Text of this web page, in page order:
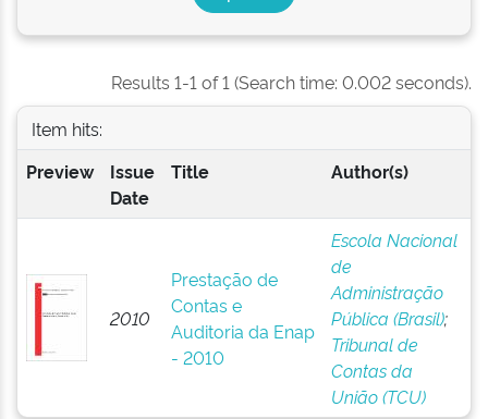
Results 1-1 of 1 (Search time: 0.002 seconds).
Item hits:
Preview
Issue
Date
Title Author(s)
2010
Prestação de
Contas e
Auditoria da Enap
- 2010
Escola Nacional
de
Administração
Pública (Brasil);
Tribunal de
Contas da
União (TCU)